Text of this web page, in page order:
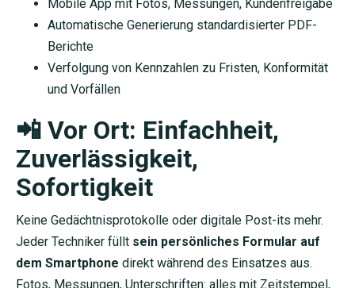
Mobile App mit Fotos, Messungen, Kundenfreigabe
Automatische Generierung standardisierter PDF-
Berichte
Verfolgung von Kennzahlen zu Fristen, Konformität
und Vorfällen
📲 Vor Ort: Einfachheit,
Zuverlässigkeit,
Sofortigkeit
Keine Gedächtnisprotokolle oder digitale Post-its mehr.
Jeder Techniker füllt sein persönliches Formular auf
dem Smartphone direkt während des Einsatzes aus.
Fotos, Messungen, Unterschriften: alles mit Zeitstempel,